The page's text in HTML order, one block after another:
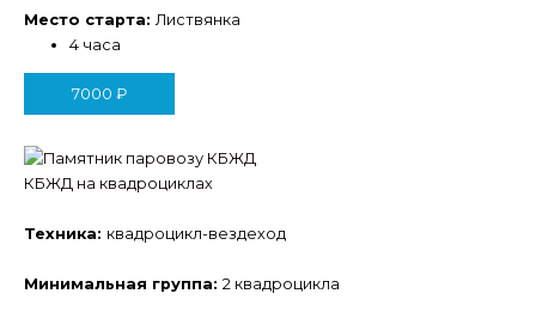
Место старта:Листвянка
4 часа
7000 ₽
КБЖД на квадроциклах
Техника: квадроцикл-вездеход
Минимальная группа: 2 квадроцикла